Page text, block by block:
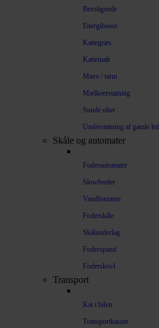
Beroligende
Energiboost
Kattegræs
Kattemalt
Mave / tarm
Mælkeerstatning
Sunde olier
Understøtning af gamle led
Skåle og automater
Foderautomater
Slowfeeder
Vandfontæne
Foderskåle
Skålunderlag
Foderspand
Foderskovl
Transport
Kat i bilen
Transportkasser